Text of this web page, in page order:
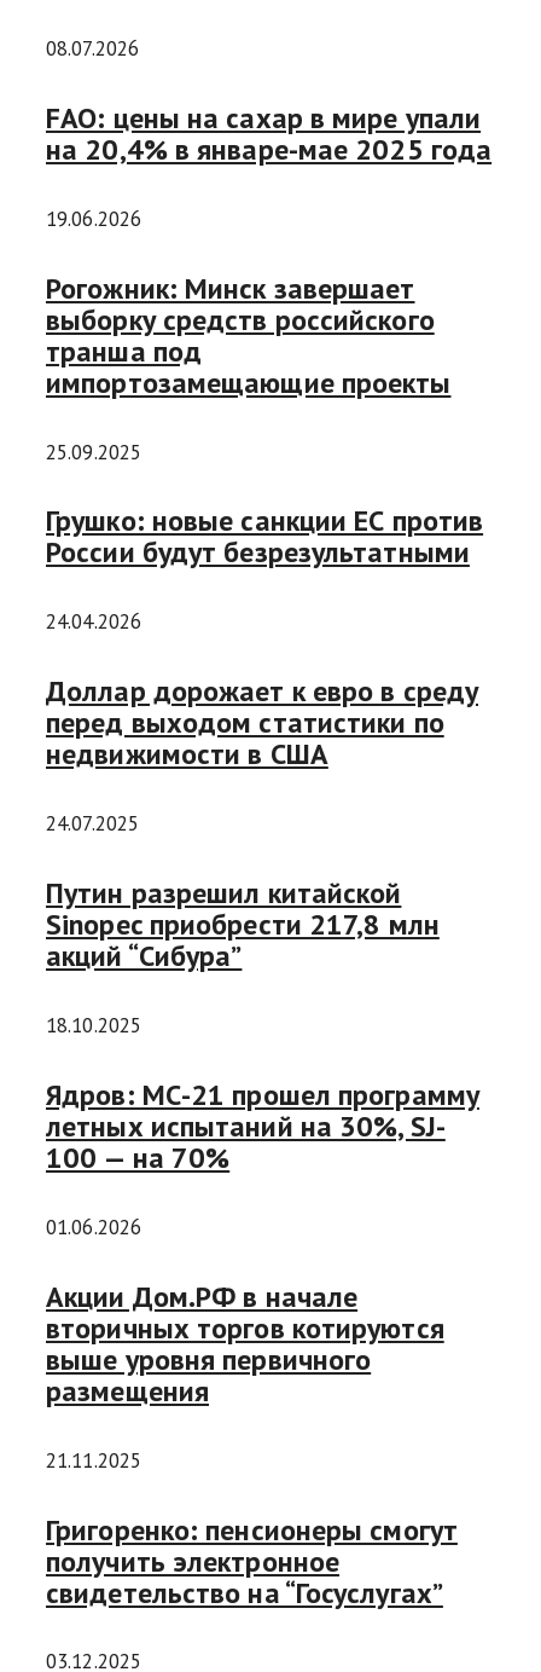
08.07.2026
FAO: цены на сахар в мире упали
на 20,4% в январе-мае 2025 года
19.06.2026
Рогожник: Минск завершает
выборку средств российского
транша под
импортозамещающие проекты
25.09.2025
Грушко: новые санкции ЕС против
России будут безрезультатными
24.04.2026
Доллар дорожает к евро в среду
перед выходом статистики по
недвижимости в США
24.07.2025
Путин разрешил китайской
Sinopec приобрести 217,8 млн
акций “Сибура”
18.10.2025
Ядров: МС-21 прошел программу
летных испытаний на 30%, SJ-
100 — на 70%
01.06.2026
Акции Дом.РФ в начале
вторичных торгов котируются
выше уровня первичного
размещения
21.11.2025
Григоренко: пенсионеры смогут
получить электронное
свидетельство на “Госуслугах”
03.12.2025